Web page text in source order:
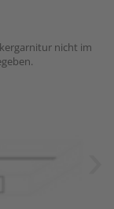
nicht im